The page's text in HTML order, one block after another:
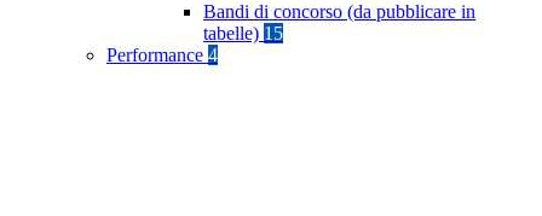
Bandi di concorso (da pubblicare in
tabelle) 15
Performance 4